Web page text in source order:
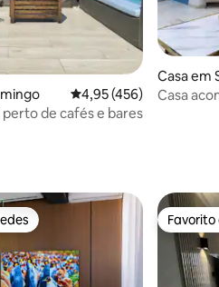
Classificação média de
4,95 (456)
perto de cafés e bares
Casa em
Guzman
Casa
Favorito
Favorito